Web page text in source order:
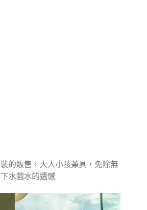
的販售，大人小孩兼具，免除無
水戲水的遺憾